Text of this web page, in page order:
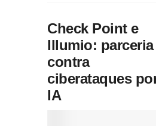
Check Point e
Illumio: parceria
contra
ciberataques
IA